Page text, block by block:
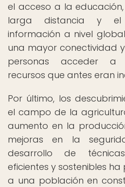
el acceso a la
larga distancia y el
información a nivel
una mayor conectividad
personas acceder a
recursos que antes eran
Por último, los
el campo de la
aumento en la
mejoras en la
desarrollo de
eficientes y sostenibles
a una población en